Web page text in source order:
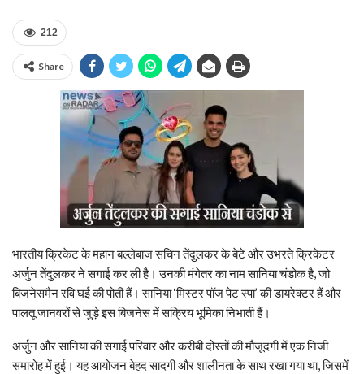
212
Share
भारतीय क्रिकेट के महान बल्लेबाज सचिन तेंदुलकर के बेटे और उभरते क्रिकेटर
अर्जुन तेंदुलकर ने सगाई कर ली है। उनकी मंगेतर का नाम सानिया चंडोक है, जो
बिजनेसमैन रवि घई की पोती हैं। सानिया ‘मिस्टर पॉज पेट स्पा’ की डायरेक्टर हैं और
पालतू जानवरों से जुड़े इस बिजनेस में सक्रिय भूमिका निभाती हैं।
अर्जुन और सानिया की सगाई परिवार और करीबी दोस्तों की मौजूदगी में एक निजी
समारोह में हुई। यह आयोजन बेहद सादगी और शालीनता के साथ रखा गया था, जिसमें